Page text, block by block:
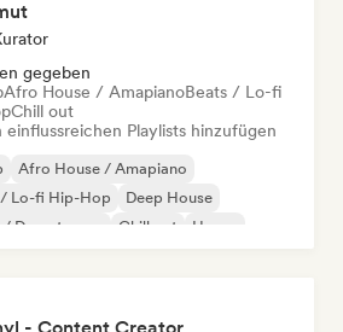
gegeben
Afro House / AmapianoBeats / Lo-fi
Chill out
einflussreichen Playlists hinzufügen
Afro House / Amapiano
Lo-fi Hip-Hop
Deep House
Downtempo
Chill out House